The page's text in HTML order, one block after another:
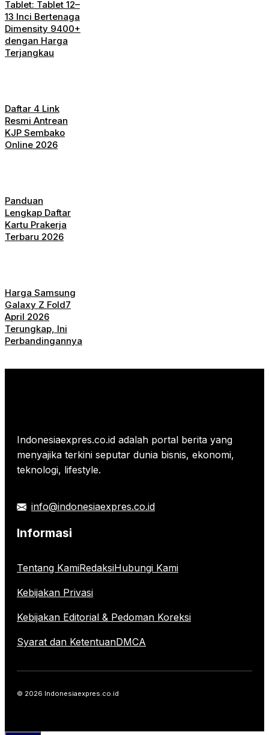
Tablet: Tablet 12–
13 Inci Bertenaga
Dimensity 9400+
dengan Harga
Terjangkau
Daftar 4 Link
Resmi Antrean
KJP Sembako
Online 2026
Panduan
Lengkap Daftar
Kartu Prakerja
Terbaru 2026
Harga Samsung
Galaxy Z Fold7
April 2026
Terungkap, Ini
Perbandingannya
Indonesiaexpres.co.id adalah portal berita yang
menyajika terkini seputar dunia bisnis, ekonomi,
teknologi, lifestyle.
info@indonesiaexpres.co.id
Informasi
Tentang KamiRedaksiHubungi Kami
Kebijakan Privasi
Kebijakan Editorial & Pedoman Koreksi
Syarat dan KetentuanDMCA
© 2026 Indonesiaexpres.co.id